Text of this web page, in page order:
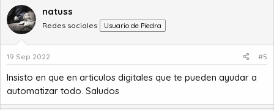
natuss
Redes sociales Usuario de Piedra
19 Sep 2022 #5
Insisto en que en articulos digitales que te pueden ayudar a
automatizar todo. Saludos